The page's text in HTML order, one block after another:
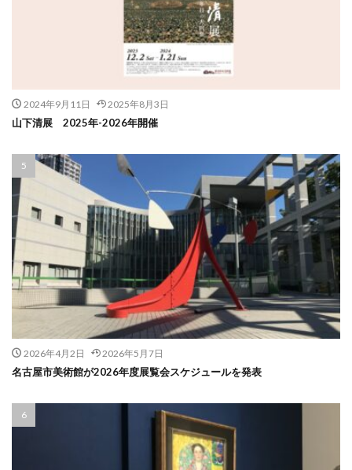
2024年9月11日 2025年8月3日
山下清展 2025年-2026年開催
2026年4月2日 2026年5月7日
名古屋市美術館が2026年度展覧会スケジュールを発表